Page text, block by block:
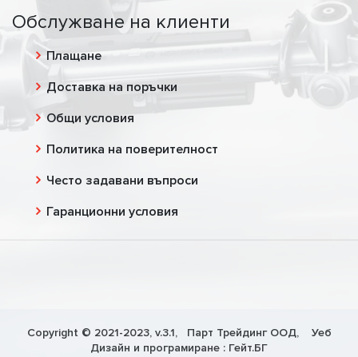
Обслужване на клиенти
Плащане
Доставка на поръчки
Общи условия
Политика на поверителност
Често задавани въпроси
Гаранционни условия
Copyright © 2021-2023, v.3.1, Парт Трейдинг ООД, Уеб
Дизайн и програмиране : Гейт.БГ